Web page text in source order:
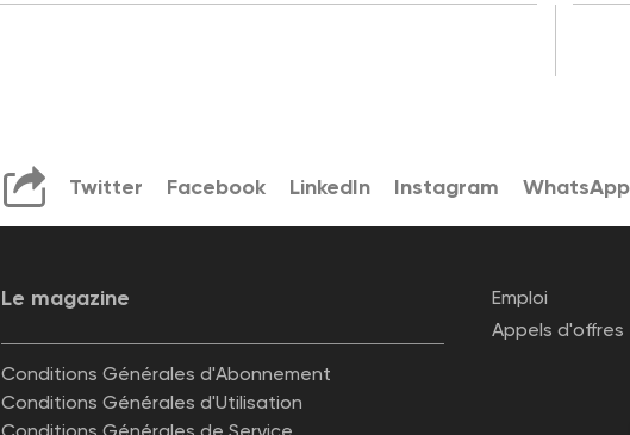
Twitter Facebook LinkedIn Instagram WhatsApp
Le magazine
Conditions Générales d'Abonnement
Conditions Générales d'Utilisation
Emploi
Appels d'offres